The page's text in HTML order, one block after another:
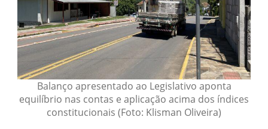
Balanço apresentado ao Legislativo aponta
equilíbrio nas contas e aplicação acima dos índices
constitucionais (Foto: Klisman Oliveira)